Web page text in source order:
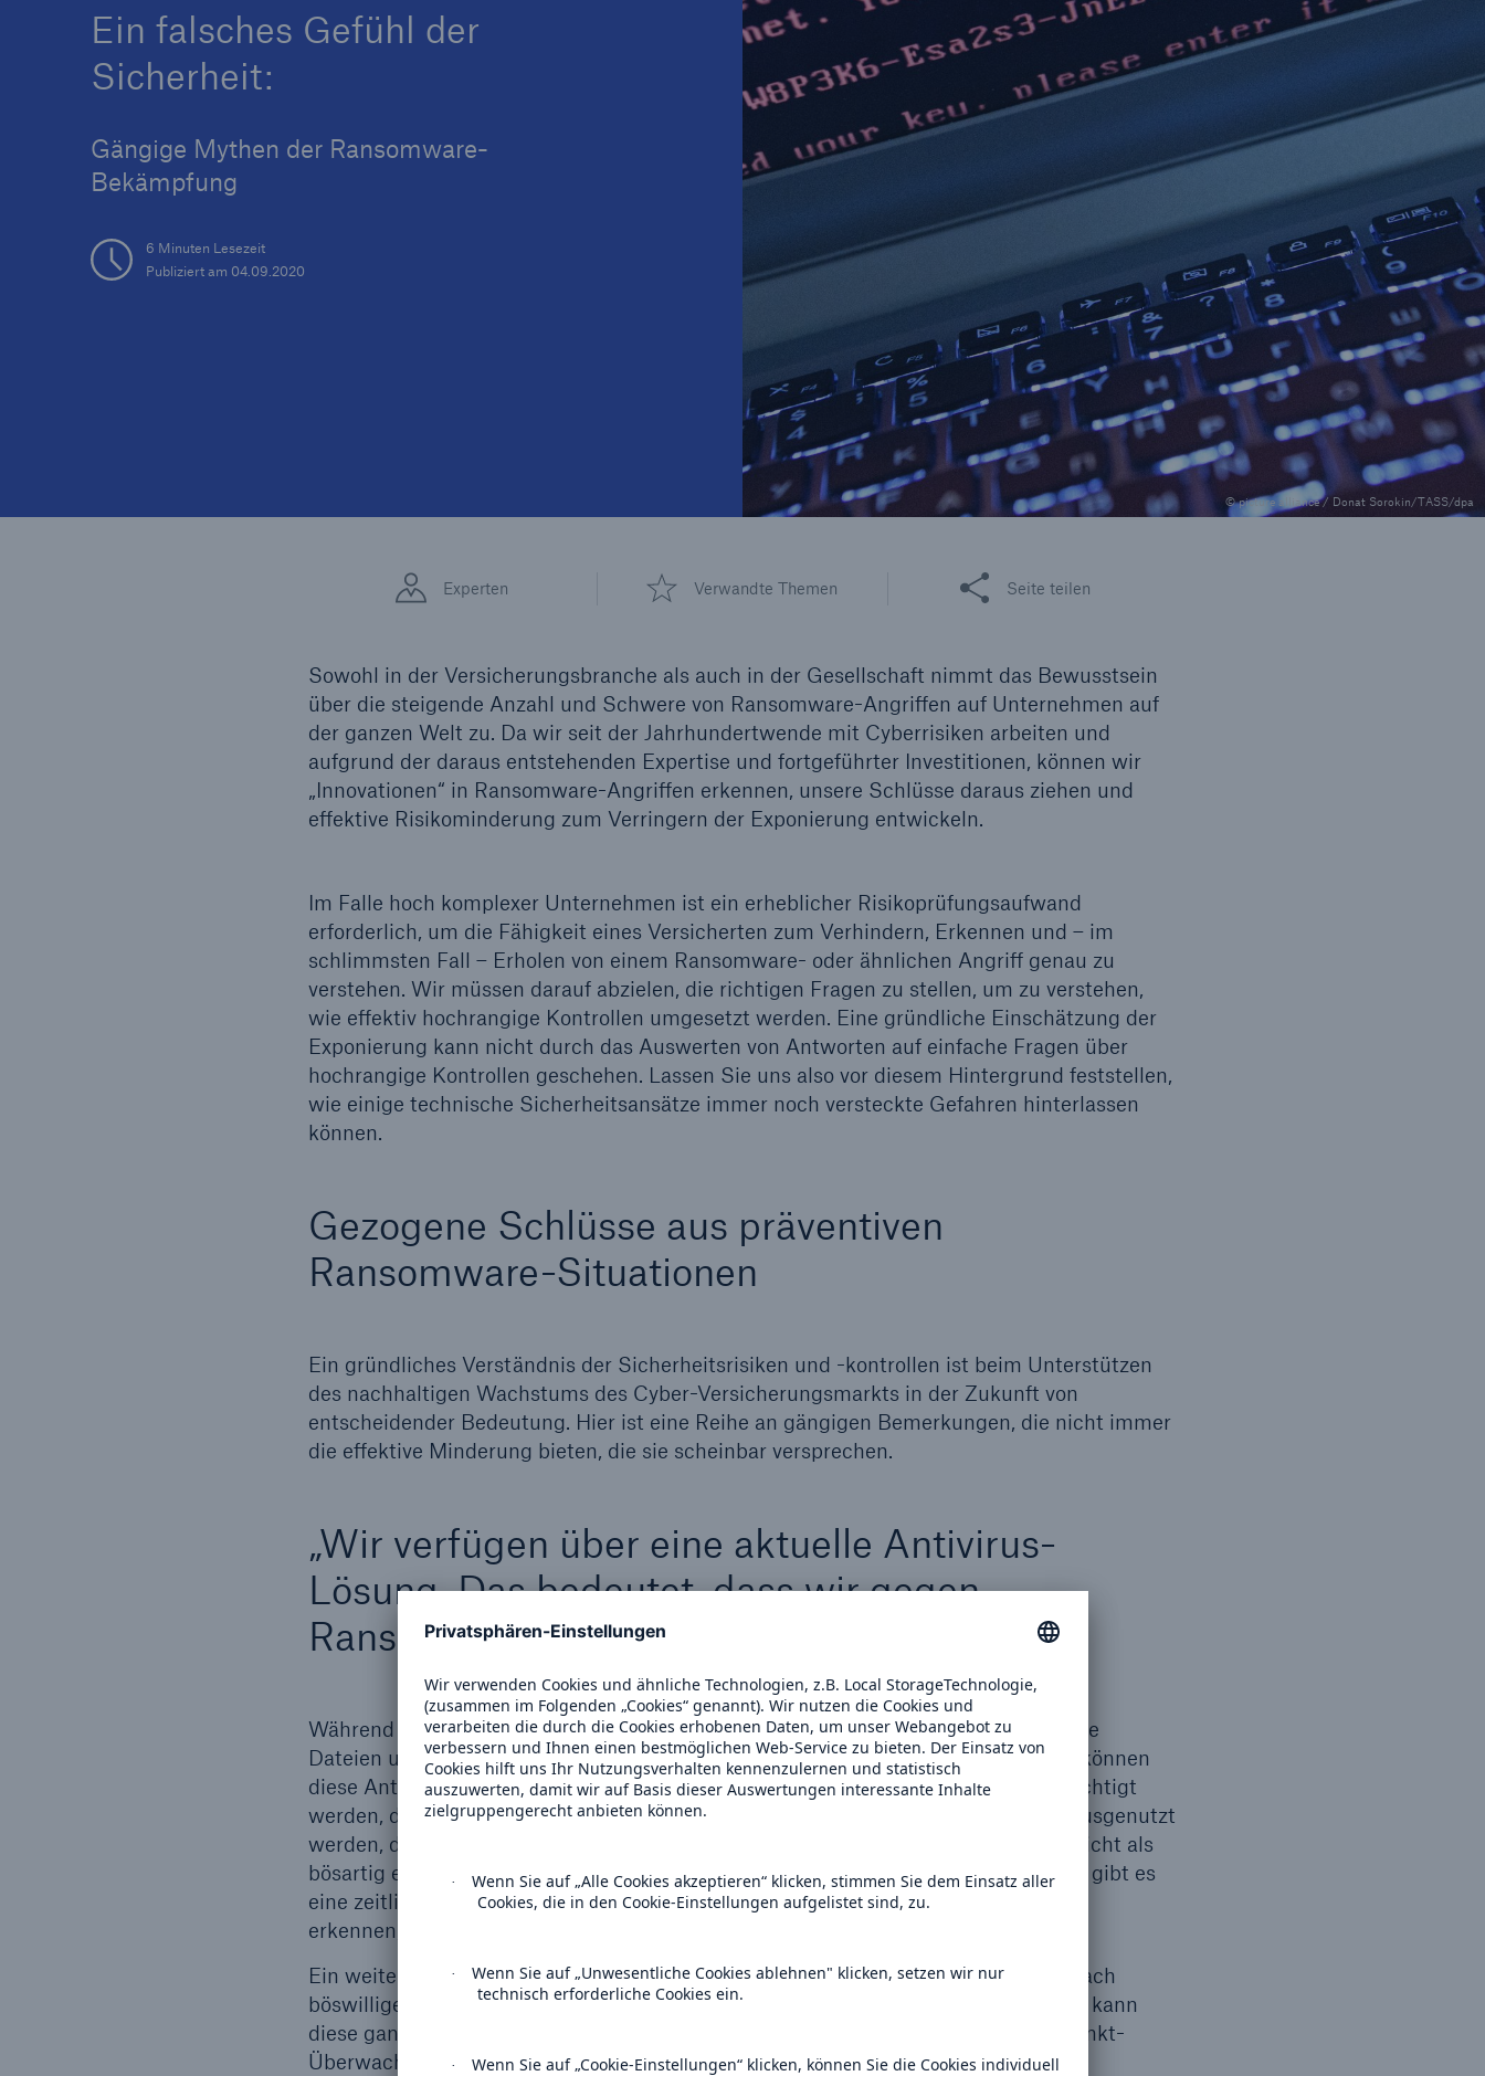
Ein falsches Gefühl der
Sicherheit:
Gängige Mythen der Ransomware-
Bekämpfung
6 Minuten Lesezeit
Publiziert am 04.09.2020
© picture alliance / Donat Sorokin/TASS/dpa
Experten Verwandte Themen
Diese Seite teilen
Seite teilen
Sowohl in der Versicherungsbranche als auch in der Gesellschaft nimmt das Bewusstsein
über die steigende Anzahl und Schwere von Ransomware-Angriffen auf Unternehmen auf
der ganzen Welt zu. Da wir seit der Jahrhundertwende mit Cyberrisiken arbeiten und
aufgrund der daraus entstehenden Expertise und fortgeführter Investitionen, können wir
„Innovationen“ in Ransomware-Angriffen erkennen, unsere Schlüsse daraus ziehen und
effektive Risikominderung zum Verringern der Exponierung entwickeln.
Im Falle hoch komplexer Unternehmen ist ein erheblicher Risikoprüfungsaufwand
erforderlich, um die Fähigkeit eines Versicherten zum Verhindern, Erkennen und – im
schlimmsten Fall – Erholen von einem Ransomware- oder ähnlichen Angriff genau zu
verstehen. Wir müssen darauf abzielen, die richtigen Fragen zu stellen, um zu verstehen,
wie effektiv hochrangige Kontrollen umgesetzt werden. Eine gründliche Einschätzung der
Exponierung kann nicht durch das Auswerten von Antworten auf einfache Fragen über
hochrangige Kontrollen geschehen. Lassen Sie uns also vor diesem Hintergrund feststellen,
wie einige technische Sicherheitsansätze immer noch versteckte Gefahren hinterlassen
können.
Gezogene Schlüsse aus präventiven
Ransomware-Situationen
Ein gründliches Verständnis der Sicherheitsrisiken und -kontrollen ist beim Unterstützen
des nachhaltigen Wachstums des Cyber-Versicherungsmarkts in der Zukunft von
entscheidender Bedeutung. Hier ist eine Reihe an gängigen Bemerkungen, die nicht immer
die effektive Minderung bieten, die sie scheinbar versprechen.
„Wir verfügen über eine aktuelle Antivirus-
Lösung. Das bedeutet, dass wir gegen
Ransomware-Angriffe geschützt sind."
Während eine Antivirus-Lösung eine wichtige Sicherheitskontrolle ist, die bösartige
Dateien und Dokumente erkennt, die auf den Endpunkt heruntergeladen werden, können
diese Antivirus-Lösungen jedoch umgangen werden. Es sollte unbedingt berücksichtigt
werden, dass die Begrenzungen der Antivirus-Scantechniken oft von Angreifern ausgenutzt
werden, die ihre Dateien auf eine Weise verschleiern, dass Antivirus-Scanner sie nicht als
bösartig erkennen. Jedes Mal, wenn ein Angriff auf eine neue Art verschleiert wird, gibt es
eine zeitliche Verzögerung, bis die Antivirus-Lösung aktualisiert wird, um diese zu
erkennen, was Angreifern ein Handlungsfenster bietet.
Ein weiteres häufig übersehenes Risiko ist die Tatsache, dass diese Scanner nur nach
böswilligen Inhalten suchen. Ein Angreifer, der genügend Privilegien erworben hat, kann
diese ganz einfach deaktivieren. Aus diesem Grund sind verhaltensbasierte Endpunkt-
Überwachungssysteme erforderlich, die den gesamten Endpunkt auf verdächtiges
Tech Trend Radar 2026
Reinsurance Property/Casualty
Anteil der nicht versicherten
Schäden aus
Naturkatastrophen seit 1980
beträgt
71.8%
CLARA reduziert die
der BU-Versicherung bis zu
50 %
Geschätzte globale
wirtschaftliche Kosten der
Internetkriminalität
600 bn
Rückversicherung Leben/Gesundheit
MIRA Digital Suite